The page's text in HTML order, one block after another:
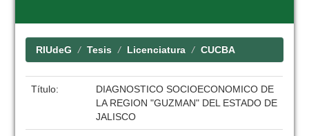
RIUdeG Tesis Licenciatura CUCBA
Título:
DIAGNOSTICO SOCIOECONOMICO DE
LA REGION "GUZMAN" DEL ESTADO DE
JALISCO